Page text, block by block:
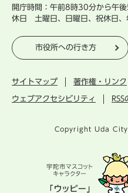
開庁時間：午前8時30分から午
休日 土曜日、日曜日、祝休日
市役所への行き方
サイトマップ 著作権・リンク
ウェブアクセシビリティ
Copyright Uda